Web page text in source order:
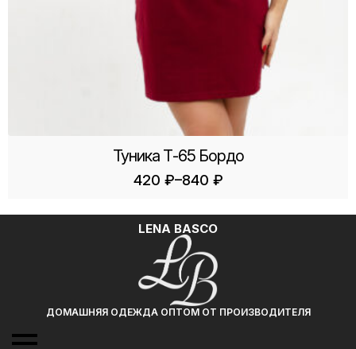
Туника Т-65 Бордо
420 ₽–840 ₽
Диапазон
420 ₽
–
840 ₽
LENA BASCO
ДОМАШНЯЯ ОДЕЖДА ОПТОМ ОТ ПРОИЗВОДИТЕЛЯ